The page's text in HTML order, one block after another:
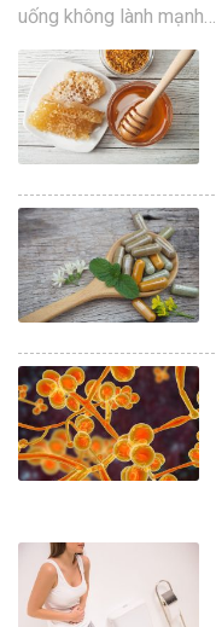
uống không lành mạnh…